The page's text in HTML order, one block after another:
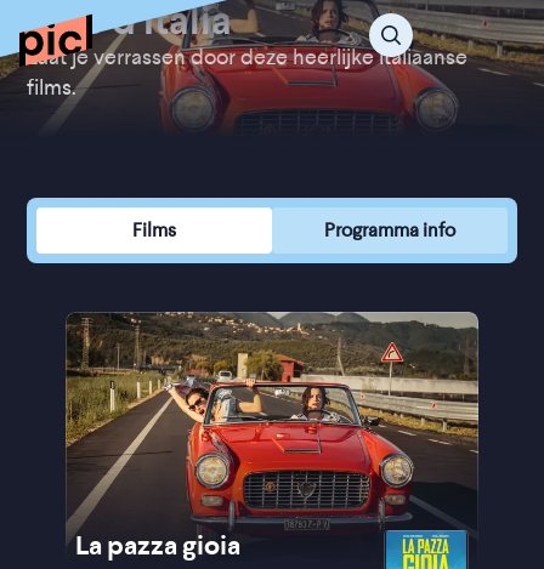
Sole d'Italia
Laat je verrassen door deze heerlijke Italiaanse
films.
Films Programma info
La pazza gioia